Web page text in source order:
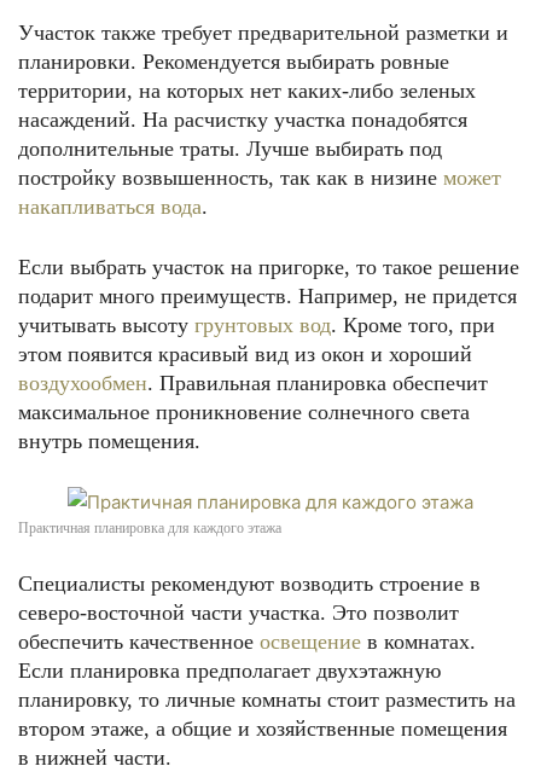
Участок также требует предварительной разметки и
планировки. Рекомендуется выбирать ровные
территории, на которых нет каких-либо зеленых
насаждений. На расчистку участка понадобятся
дополнительные траты. Лучше выбирать под
постройку возвышенность, так как в низине может
накапливаться вода.
Если выбрать участок на пригорке, то такое решение
подарит много преимуществ. Например, не придется
учитывать высоту грунтовых вод. Кроме того, при
этом появится красивый вид из окон и хороший
воздухообмен. Правильная планировка обеспечит
максимальное проникновение солнечного света
внутрь помещения.
Практичная планировка для каждого этажа
Специалисты рекомендуют возводить строение в
северо-восточной части участка. Это позволит
обеспечить качественное освещение в комнатах.
Если планировка предполагает двухэтажную
планировку, то личные комнаты стоит разместить на
втором этаже, а общие и хозяйственные помещения
в нижней части.